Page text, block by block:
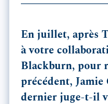
En juillet, après
à votre
Blackburn, pour
précédent, Jamie
dernier juge-t-il